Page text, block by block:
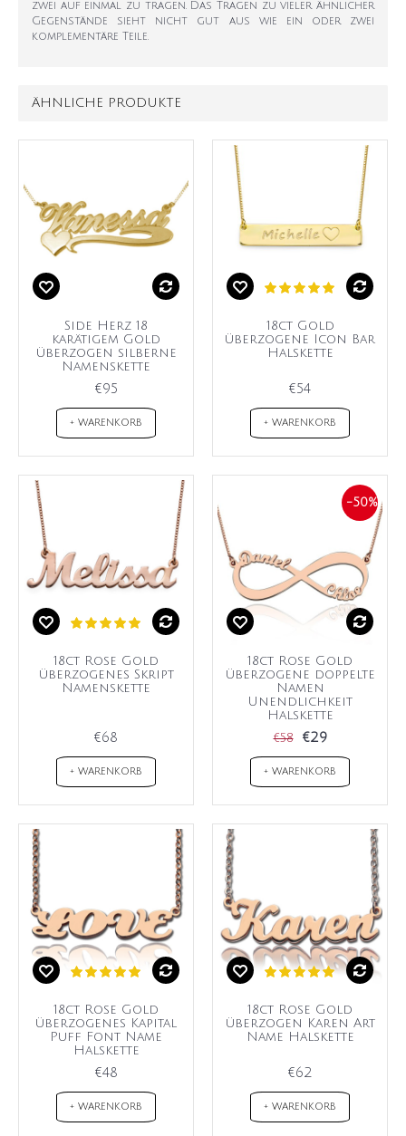
zwei auf einmal zu tragen. Das Tragen zu vieler ähnlicher
Gegenstände sieht nicht gut aus wie ein oder zwei
komplementäre Teile.
ÄHNLICHE PRODUKTE
Side Herz 18
karätigem Gold
überzogen silberne
Namenskette
€95
+ WARENKORB
18ct Gold
überzogene Icon Bar
Halskette
€54
+ WARENKORB
18ct Rose Gold
überzogenes Skript
Namenskette
€68
+ WARENKORB
-50%
18ct Rose Gold
überzogene doppelte
Namen
Unendlichkeit
Halskette
€58 €29
+ WARENKORB
18ct Rose Gold
überzogenes Kapital
Puff Font Name
Halskette
€48
+ WARENKORB
18ct Rose Gold
überzogen Karen Art
Name Halskette
€62
+ WARENKORB